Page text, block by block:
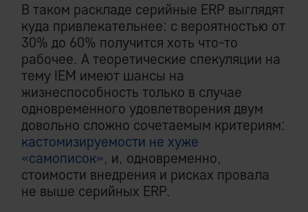
В таком раскладе серийные ERP выглядят
куда привлекательнее: с вероятностью от
30% до 60% получится хоть что-то
рабочее. А теоретические спекуляции на
тему IEM имеют шансы на
жизнеспособность только в случае
одновременного удовлетворения двум
довольно сложно сочетаемым критериям:
кастомизируемости не хуже
«самописок», и, одновременно,
стоимости внедрения и рисках провала
не выше серийных ERP.